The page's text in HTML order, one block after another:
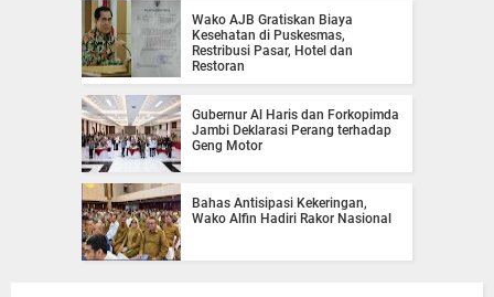
Wako AJB Gratiskan Biaya
Kesehatan di Puskesmas,
Restribusi Pasar, Hotel dan
Restoran
Gubernur Al Haris dan Forkopimda
Jambi Deklarasi Perang terhadap
Geng Motor
Bahas Antisipasi Kekeringan,
Wako Alfin Hadiri Rakor Nasional